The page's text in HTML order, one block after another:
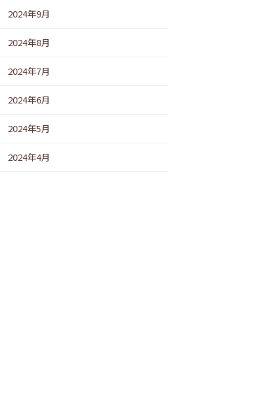
2024年9月
2024年8月
2024年7月
2024年6月
2024年5月
2024年4月